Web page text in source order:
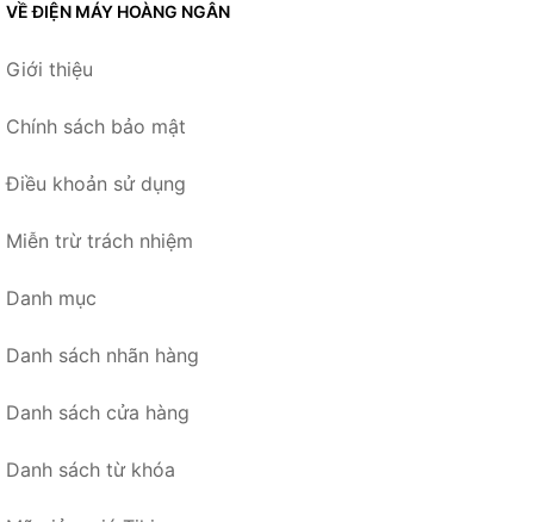
VỀ ĐIỆN MÁY HOÀNG NGÂN
Giới thiệu
Chính sách bảo mật
Điều khoản sử dụng
Miễn trừ trách nhiệm
Danh mục
Danh sách nhãn hàng
Danh sách cửa hàng
Danh sách từ khóa